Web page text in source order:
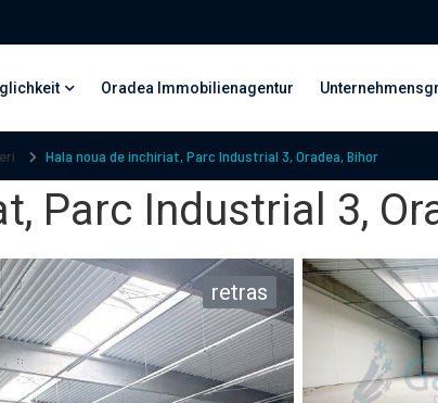
Oradea Immobilienagentur
Hala noua de inchiriat, Parc Industrial 3, Oradea, Bihor
Parc Industrial 3,
retras